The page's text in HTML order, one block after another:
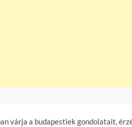
várja a budapestiek gondolatait,